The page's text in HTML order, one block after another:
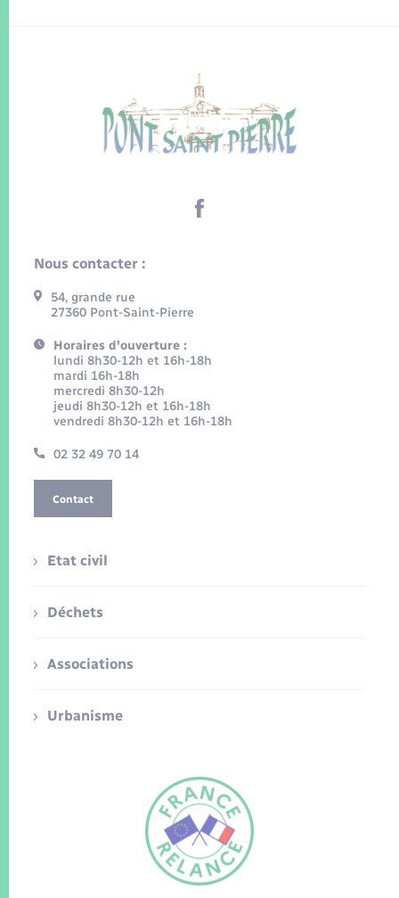
Nous contacter :
54, grande rue
27360 Pont-Saint-Pierre
Horaires d'ouverture :
lundi 8h30-12h et 16h-18h
mardi 16h-18h
mercredi 8h30-12h
jeudi 8h30-12h et 16h-18h
vendredi 8h30-12h et 16h-18h
02 32 49 70 14
Contact
Etat civil
Déchets
Associations
Urbanisme